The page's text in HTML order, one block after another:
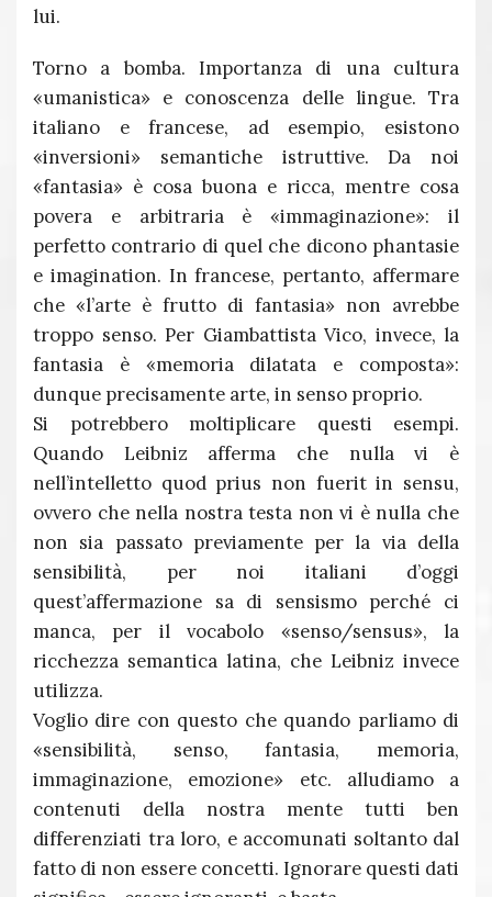
lui.
Torno a bomba. Importanza di una cultura
«umanistica» e conoscenza delle lingue. Tra
italiano e francese, ad esempio, esistono
«inversioni» semantiche istruttive. Da noi
«fantasia» è cosa buona e ricca, mentre cosa
povera e arbitraria è «immaginazione»: il
perfetto contrario di quel che dicono phantasie
e imagination. In francese, pertanto, affermare
che «l’arte è frutto di fantasia» non avrebbe
troppo senso. Per Giambattista Vico, invece, la
fantasia è «memoria dilatata e composta»:
dunque precisamente arte, in senso proprio.
Si potrebbero moltiplicare questi esempi.
Quando Leibniz afferma che nulla vi è
nell’intelletto quod prius non fuerit in sensu,
ovvero che nella nostra testa non vi è nulla che
non sia passato previamente per la via della
sensibilità, per noi italiani d’oggi
quest’affermazione sa di sensismo perché ci
manca, per il vocabolo «senso/sensus», la
ricchezza semantica latina, che Leibniz invece
utilizza.
Voglio dire con questo che quando parliamo di
«sensibilità, senso, fantasia, memoria,
immaginazione, emozione» etc. alludiamo a
contenuti della nostra mente tutti ben
differenziati tra loro, e accomunati soltanto dal
fatto di non essere concetti. Ignorare questi dati